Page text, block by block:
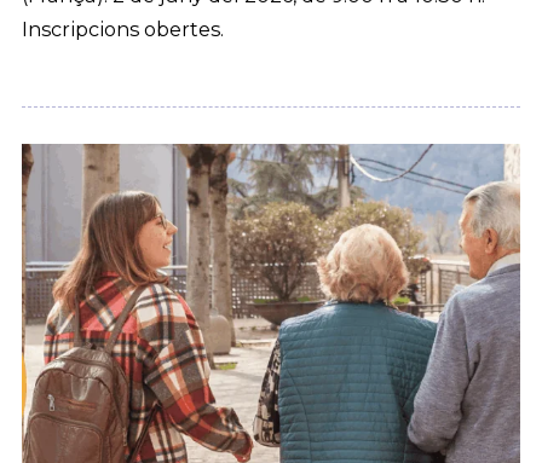
Inscripcions obertes.